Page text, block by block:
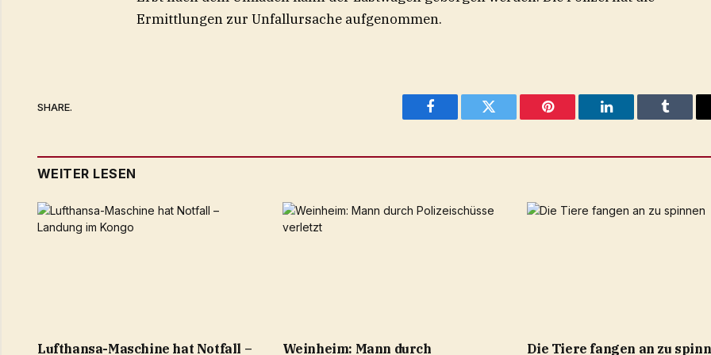
Ermittlungen zur Unfallursache aufgenommen.
SHARE.
Facebook Twitter Pinterest LinkedIn Tumblr
WEITER LESEN
Lufthansa-Maschine hat Notfall – Weinheim: Mann durch Die Tiere fangen an zu